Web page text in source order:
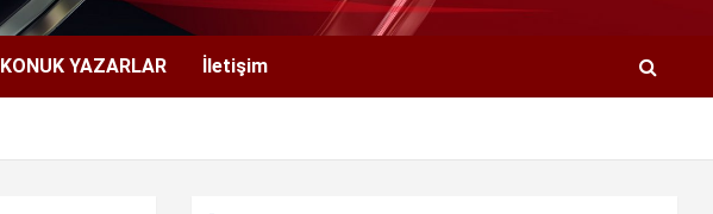
KONUK YAZARLAR İletişim